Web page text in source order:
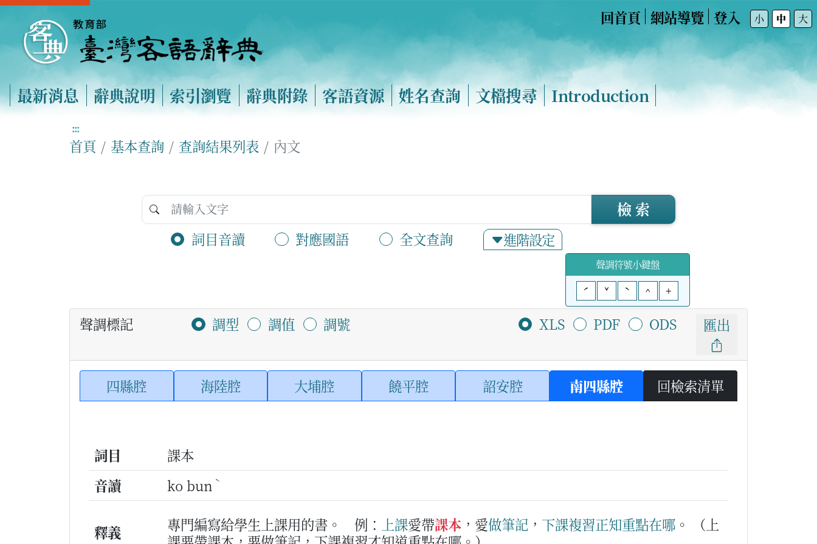
回首頁 網站導覽 登入 小 中 大
最新消息 辭典說明 索引瀏覽 辭典附錄 客語資源 姓名查詢 文檔搜尋 Introduction
:::
首頁 基本查詢 查詢結果列表 內文
詞目音讀 對應國語 全文查詢 進階設定
檢 索
聲調符號小鍵盤
ˊ
ˇ ˋ ^ +
聲調標記 調型 調值 調號 XLS PDF ODS 匯出
四縣腔 海陸腔 大埔腔 饒平腔 詔安腔 南四縣腔 回檢索清單
詞目
課本
音讀
ko bun ˋ
釋義 專門編寫給學生上課用的書。 例： 上課愛帶課本 ，愛做筆記 ， 下課複習正知重點在哪 。
（上